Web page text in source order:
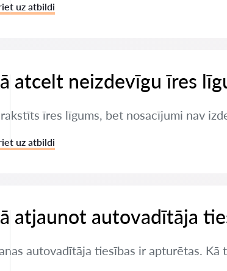
uz atbildi
atcelt neizdevīgu īres
īres līgums, bet nosacījumi nav
uz atbildi
atjaunot autovadītāja
autovadītāja tiesības ir apturētas. Kā